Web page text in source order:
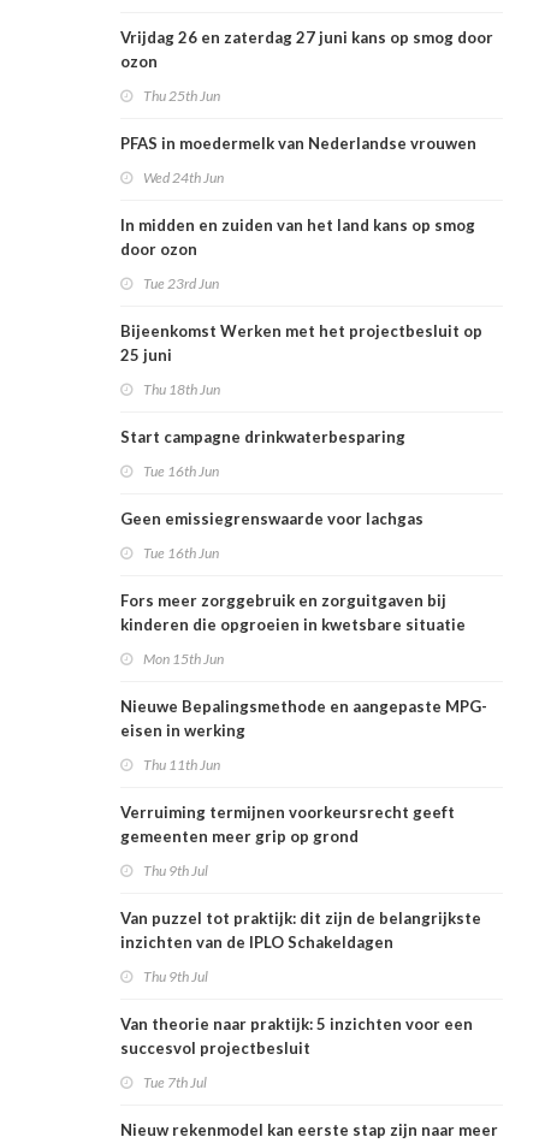
Vrijdag 26 en zaterdag 27 juni kans op smog door
ozon
Thu 25th Jun
PFAS in moedermelk van Nederlandse vrouwen
Wed 24th Jun
In midden en zuiden van het land kans op smog
door ozon
Tue 23rd Jun
Bijeenkomst Werken met het projectbesluit op
25 juni
Thu 18th Jun
Start campagne drinkwaterbesparing
Tue 16th Jun
Geen emissiegrenswaarde voor lachgas
Tue 16th Jun
Fors meer zorggebruik en zorguitgaven bij
kinderen die opgroeien in kwetsbare situatie
Mon 15th Jun
Nieuwe Bepalingsmethode en aangepaste MPG-
eisen in werking
Thu 11th Jun
Verruiming termijnen voorkeursrecht geeft
gemeenten meer grip op grond
Thu 9th Jul
Van puzzel tot praktijk: dit zijn de belangrijkste
inzichten van de IPLO Schakeldagen
Thu 9th Jul
Van theorie naar praktijk: 5 inzichten voor een
succesvol projectbesluit
Tue 7th Jul
Nieuw rekenmodel kan eerste stap zijn naar meer